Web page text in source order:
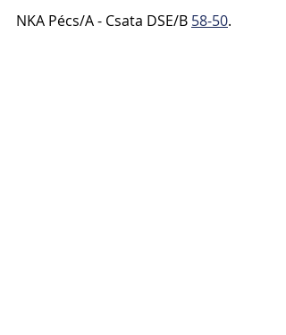
NKA Pécs/A - Csata DSE/B 58-50.